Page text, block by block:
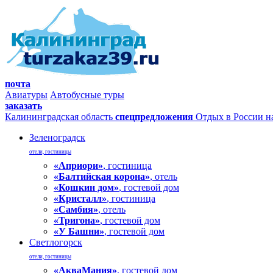
почта
Авиатуры Автобусные туры
заказать
Калининградская область спецпредложения Отдых в России
Зеленоградск
отели, гостиницы
«Априори», гостиница
«Балтийская корона», отель
«Кошкин дом», гостевой дом
«Кристалл», гостиница
«Самбия», отель
«Тригона», гостевой дом
«У Башни», гостевой дом
Светлогорск
отели, гостиницы
«АкваМания», гостевой дом